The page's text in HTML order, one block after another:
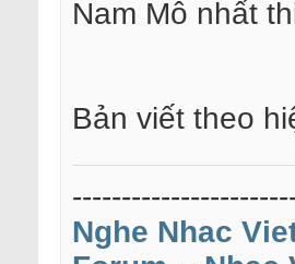
Nam Mô nhất
Bản viết theo
Nghe Nhac